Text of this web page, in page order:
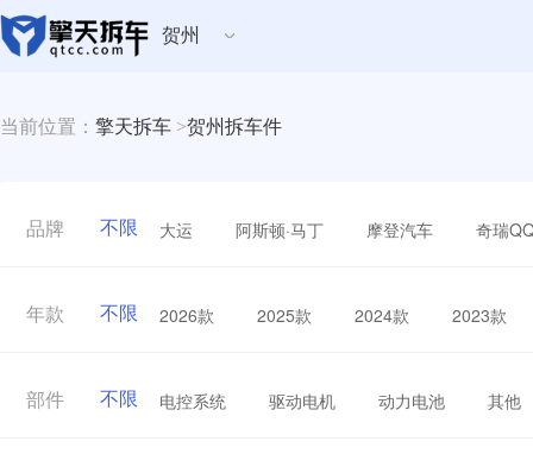
贺州
当前位置： 擎天拆车 >贺州拆车件
品牌 不限 大运 阿斯顿·马丁 摩登汽车 奇瑞
年款 不限 2026款 2025款 2024款 2023款
部件 不限 电控系统 驱动电机 动力电池 其他